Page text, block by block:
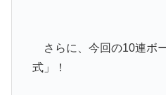
さらに、今回の10連ボ
式」！